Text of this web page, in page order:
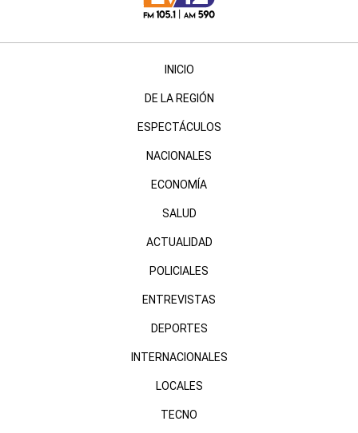
INICIO
DE LA REGIÓN
ESPECTÁCULOS
NACIONALES
ECONOMÍA
SALUD
ACTUALIDAD
POLICIALES
ENTREVISTAS
DEPORTES
INTERNACIONALES
LOCALES
TECNO